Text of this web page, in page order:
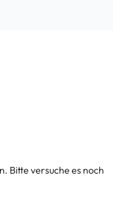
Bitte versuche es noch